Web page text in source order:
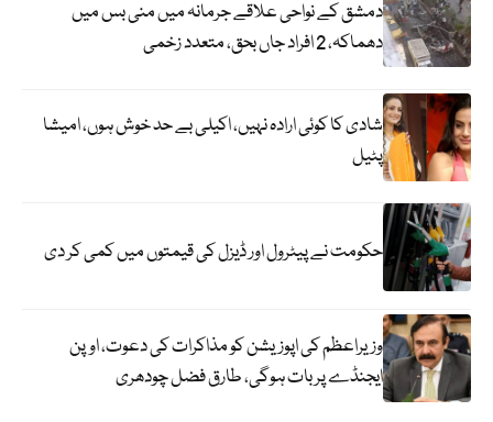
دمشق کے نواحی علاقے جرمانہ میں منی بس میں
دھماکہ، 2 افراد جاں بحق، متعدد زخمی
شادی کا کوئی ارادہ نہیں، اکیلی بے حد خوش ہوں، امیشا
پٹیل
حکومت نے پیٹرول اور ڈیزل کی قیمتوں میں کمی کر دی
وزیراعظم کی اپوزیشن کو مذاکرات کی دعوت، اوپن
ایجنڈے پر بات ہوگی، طارق فضل چودھری